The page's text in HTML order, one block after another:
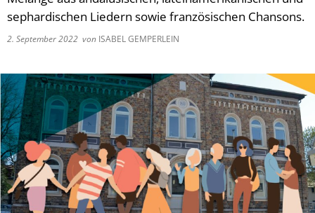
sephardischen Liedern sowie französischen Chansons.
2. September 2022 von ISABEL GEMPERLEIN